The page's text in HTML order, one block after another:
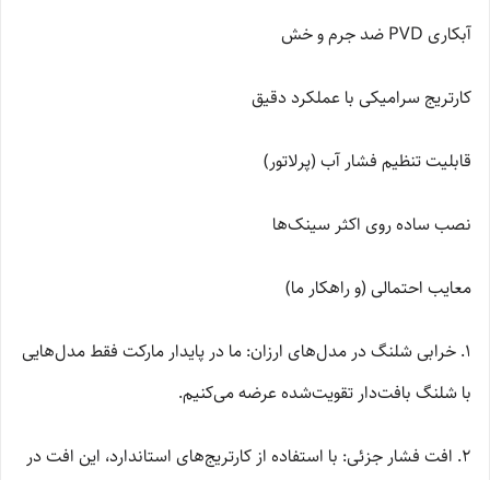
آبکاری PVD ضد جرم و خش
کارتریج سرامیکی با عملکرد دقیق
قابلیت تنظیم فشار آب (پرلاتور)
نصب ساده روی اکثر سینک‌ها
معایب احتمالی (و راهکار ما)
۱. خرابی شلنگ در مدل‌های ارزان: ما در پایدار مارکت فقط مدل‌هایی
با شلنگ بافت‌دار تقویت‌شده عرضه می‌کنیم.
۲. افت فشار جزئی: با استفاده از کارتریج‌های استاندارد، این افت در